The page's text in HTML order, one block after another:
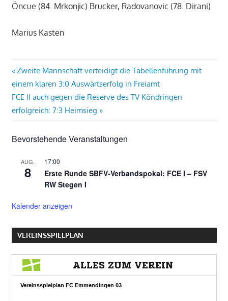
Öncue (84. Mrkonjic) Brucker, Radovanovic (78. Dirani)
Marius Kasten
Beitragsnavigation
Vorheriger
Beitrag:
Zweite Mannschaft verteidigt die Tabellenführung mit
einem klaren 3:0 Auswärtserfolg in Freiamt
Nächster
Beitrag:
FCE II auch gegen die Reserve des TV Köndringen
erfolgreich: 7:3 Heimsieg
Bevorstehende Veranstaltungen
AUG.
8
17:00
Erste Runde SBFV-Verbandspokal: FCE I – FSV
RW Stegen I
Kalender anzeigen
VEREINSSPIELPLAN